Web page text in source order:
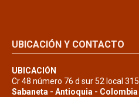
UBICACIÓN Y CONTACTO
UBICACIÓN
Cr 48 número 76 d sur 52 local 315
Sabaneta - Antioquia - Colombia